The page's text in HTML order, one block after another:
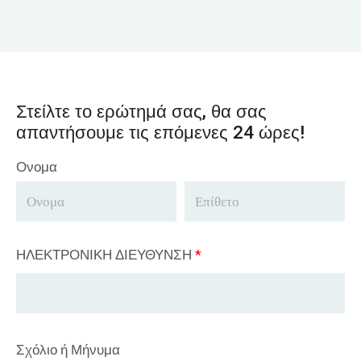
Στείλτε το ερώτημά σας, θα σας
απαντήσουμε τις επόμενες 24 ώρες!
Ονομα
ΗΛΕΚΤΡΟΝΙΚΗ ΔΙΕΥΘΥΝΣΗ *
Σχόλιο ή Μήνυμα